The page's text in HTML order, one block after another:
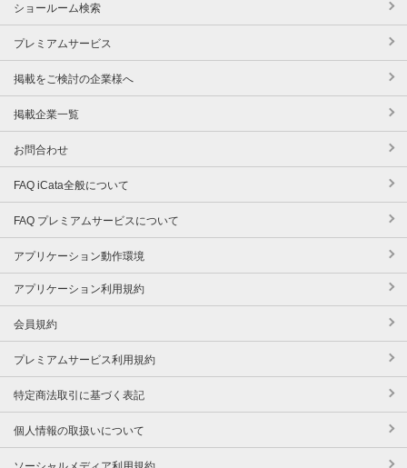
ショールーム検索
プレミアムサービス
掲載をご検討の企業様へ
掲載企業一覧
お問合わせ
FAQ iCata全般について
FAQ プレミアムサービスについて
アプリケーション動作環境
アプリケーション利用規約
会員規約
プレミアムサービス利用規約
特定商法取引に基づく表記
個人情報の取扱いについて